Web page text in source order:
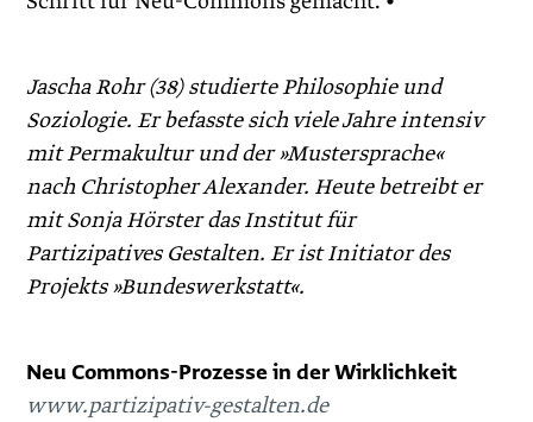
Jascha Rohr (38) studierte Philosophie und
Soziologie. Er befasste sich viele Jahre intensiv
mit Permakultur und der »Mustersprache«
nach Christopher Alexander. Heute betreibt er
mit Sonja Hörster das Institut für
Partizipatives Gestalten. Er ist Initiator des
Projekts »Bundeswerkstatt«.
Neu Commons-Prozesse in der Wirklichkeit
www.partizipativ-gestalten.de